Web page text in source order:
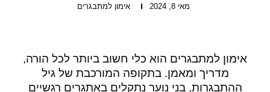
מאי 8, 2024 אימון למתבגרים
אימון למתבגרים הוא כלי חשוב ביותר לכל הורה,
מדריך ומאמן. בתקופה המורכבת של גיל
ההתבגרות, בני נוער נתקלים באתגרים רגשיים